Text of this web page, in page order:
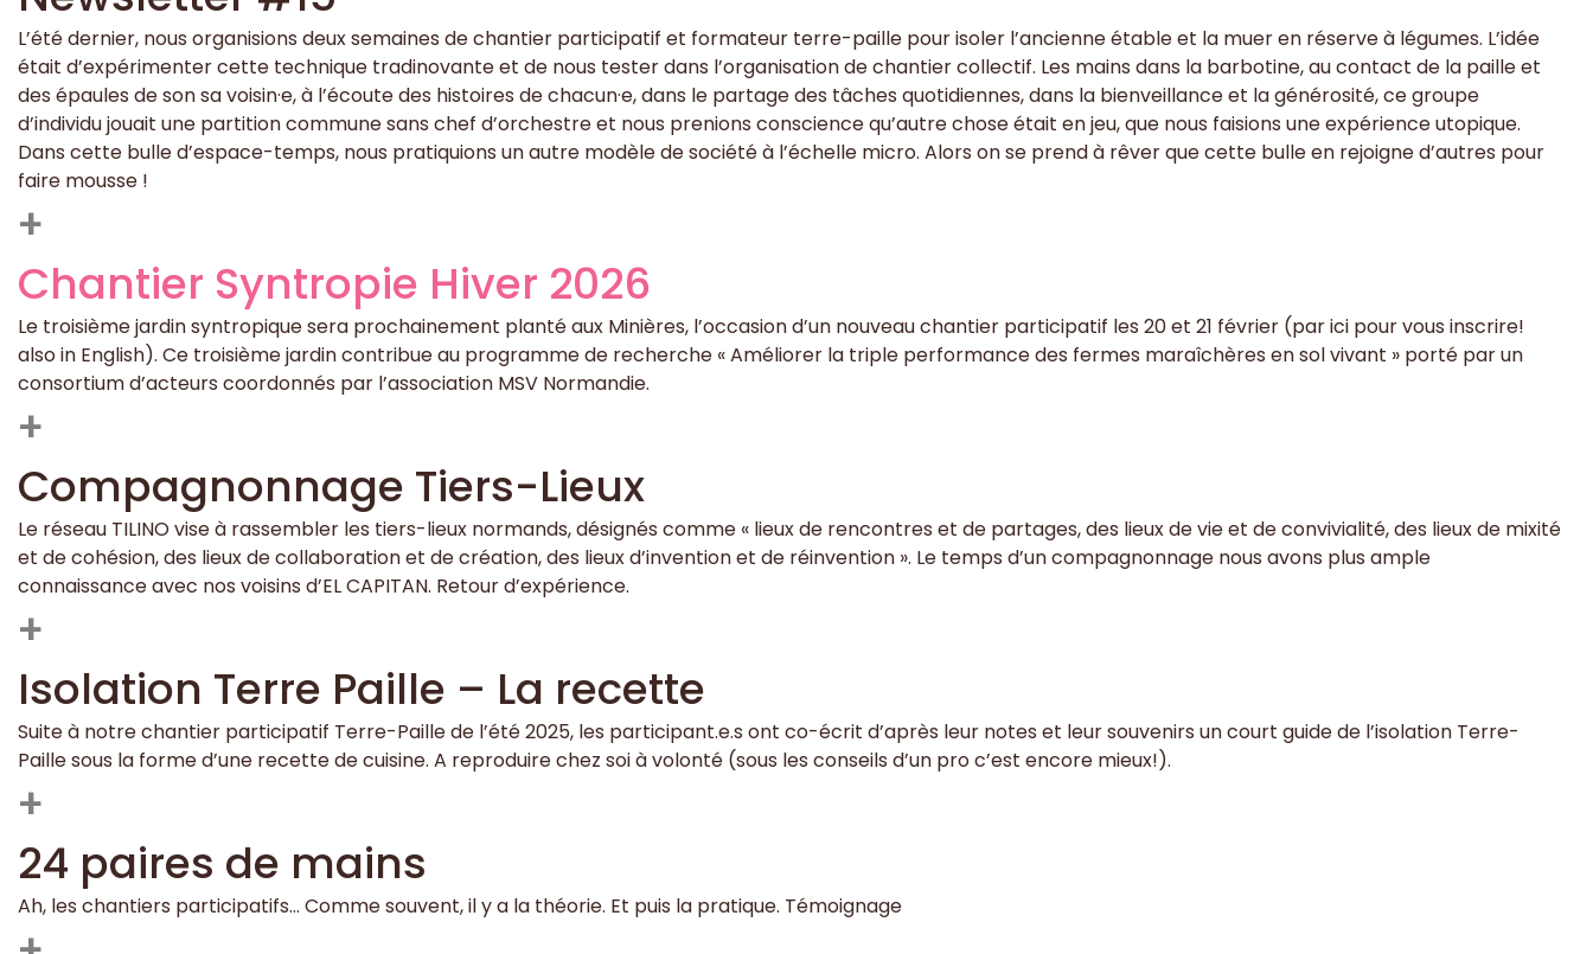
L’été dernier, nous organisions deux semaines de chantier participatif et formateur terre-paille pour isoler l’ancienne étable et la muer en réserve à légumes. L’idée
était d’expérimenter cette technique tradinovante et de nous tester dans l’organisation de chantier collectif. Les mains dans la barbotine, au contact de la paille et
des épaules de son sa voisin·e, à l’écoute des histoires de chacun·e, dans le partage des tâches quotidiennes, dans la bienveillance et la générosité, ce groupe
d’individu jouait une partition commune sans chef d’orchestre et nous prenions conscience qu’autre chose était en jeu, que nous faisions une expérience utopique.
Dans cette bulle d’espace-temps, nous pratiquions un autre modèle de société à l’échelle micro. Alors on se prend à rêver que cette bulle en rejoigne d’autres pour
faire mousse !
+
Chantier Syntropie Hiver 2026
Le troisième jardin syntropique sera prochainement planté aux Minières, l’occasion d’un nouveau chantier participatif les 20 et 21 février (par ici pour vous inscrire!
also in English). Ce troisième jardin contribue au programme de recherche « Améliorer la triple performance des fermes maraîchères en sol vivant » porté par un
consortium d’acteurs coordonnés par l’association MSV Normandie.
+
Compagnonnage Tiers-Lieux
Le réseau TILINO vise à rassembler les tiers-lieux normands, désignés comme « lieux de rencontres et de partages, des lieux de vie et de convivialité, des lieux de mixité
et de cohésion, des lieux de collaboration et de création, des lieux d’invention et de réinvention ». Le temps d’un compagnonnage nous avons plus ample
connaissance avec nos voisins d’EL CAPITAN. Retour d’expérience.
+
Isolation Terre Paille – La recette
Suite à notre chantier participatif Terre-Paille de l’été 2025, les participant.e.s ont co-écrit d’après leur notes et leur souvenirs un court guide de l’isolation Terre-
Paille sous la forme d’une recette de cuisine. A reproduire chez soi à volonté (sous les conseils d’un pro c’est encore mieux!).
+
24 paires de mains
Ah, les chantiers participatifs… Comme souvent, il y a la théorie. Et puis la pratique. Témoignage